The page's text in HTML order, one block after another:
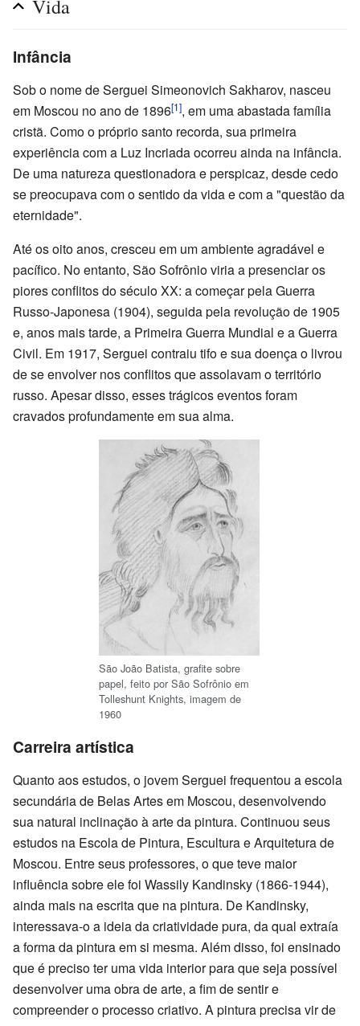
Vida
Infância
Sob o nome de Serguei Simeonovich Sakharov, nasceu
em Moscou no ano de 1896[1], em uma abastada família
cristã. Como o próprio santo recorda, sua primeira
experiência com a Luz Incriada ocorreu ainda na infância.
De uma natureza questionadora e perspicaz, desde cedo
se preocupava com o sentido da vida e com a "questão da
eternidade".
Até os oito anos, cresceu em um ambiente agradável e
pacífico. No entanto, São Sofrônio viria a presenciar os
piores conflitos do século XX: a começar pela Guerra
Russo-Japonesa (1904), seguida pela revolução de 1905
e, anos mais tarde, a Primeira Guerra Mundial e a Guerra
Civil. Em 1917, Serguei contraiu tifo e sua doença o livrou
de se envolver nos conflitos que assolavam o território
russo. Apesar disso, esses trágicos eventos foram
cravados profundamente em sua alma.
São João Batista, grafite sobre
papel, feito por São Sofrônio em
Tolleshunt Knights, imagem de
1960
Carreira artística
Quanto aos estudos, o jovem Serguei frequentou a escola
secundária de Belas Artes em Moscou, desenvolvendo
sua natural inclinação à arte da pintura. Continuou seus
estudos na Escola de Pintura, Escultura e Arquitetura de
Moscou. Entre seus professores, o que teve maior
influência sobre ele foi Wassily Kandinsky (1866-1944),
ainda mais na escrita que na pintura. De Kandinsky,
interessava-o a ideia da criatividade pura, da qual extraía
a forma da pintura em si mesma. Além disso, foi ensinado
que é preciso ter uma vida interior para que seja possível
desenvolver uma obra de arte, a fim de sentir e
compreender o processo criativo. A pintura precisa vir de